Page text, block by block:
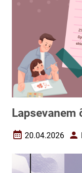
Lapsevanem
Loomise kuupäev
20.04.2026